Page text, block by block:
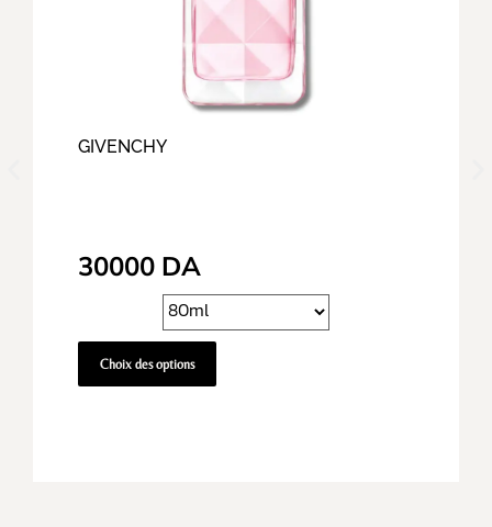
GIVENCHY
30000 DA
Choix des options